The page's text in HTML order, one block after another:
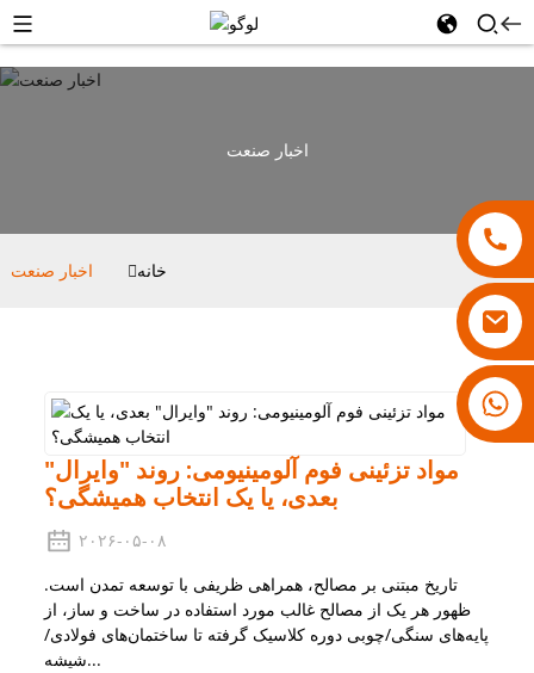
اخبار صنعت
خانه اخبار صنعت
مواد تزئینی فوم آلومینیومی: روند "وایرال"
بعدی، یا یک انتخاب همیشگی؟
۲۰۲۶-۰۵-۰۸
تاریخ مبتنی بر مصالح، همراهی ظریفی با توسعه تمدن است.
ظهور هر یک از مصالح غالب مورد استفاده در ساخت و ساز، از
پایه‌های سنگی/چوبی دوره کلاسیک گرفته تا ساختمان‌های فولادی/
شیشه...